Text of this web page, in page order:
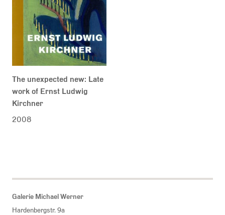
The unexpected new: Late
work of Ernst Ludwig
Kirchner
2008
Galerie Michael Werner
Hardenbergstr. 9a